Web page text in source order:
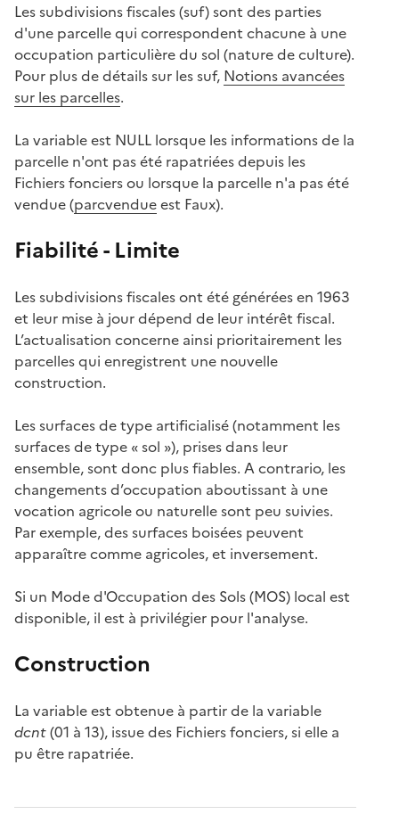
Les subdivisions fiscales (suf) sont des parties
d'une parcelle qui correspondent chacune à une
occupation particulière du sol (nature de culture).
Pour plus de détails sur les suf, Notions avancées
sur les parcelles.
La variable est NULL lorsque les informations de la
parcelle n'ont pas été rapatriées depuis les
Fichiers fonciers ou lorsque la parcelle n'a pas été
vendue (parcvendueest Faux).
Fiabilité - Limite
Les subdivisions fiscales ont été générées en 1963
et leur mise à jour dépend de leur intérêt fiscal.
L’actualisation concerne ainsi prioritairement les
parcelles qui enregistrent une nouvelle
construction.
Les surfaces de type artificialisé (notamment les
surfaces de type « sol »), prises dans leur
ensemble, sont donc plus fiables. A contrario, les
changements d’occupation aboutissant à une
vocation agricole ou naturelle sont peu suivies.
Par exemple, des surfaces boisées peuvent
apparaître comme agricoles, et inversement.
Si un Mode d'Occupation des Sols (MOS) local est
disponible, il est à privilégier pour l'analyse.
Construction
La variable est obtenue à partir de la variable
dcnt(01 à 13), issue des Fichiers fonciers, si elle a
pu être rapatriée.